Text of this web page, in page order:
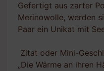
Gefertigt aus zarter
Merinowolle, werden
Paar ein Unikat mit
Zitat oder Mini-
„Die Wärme an ihren